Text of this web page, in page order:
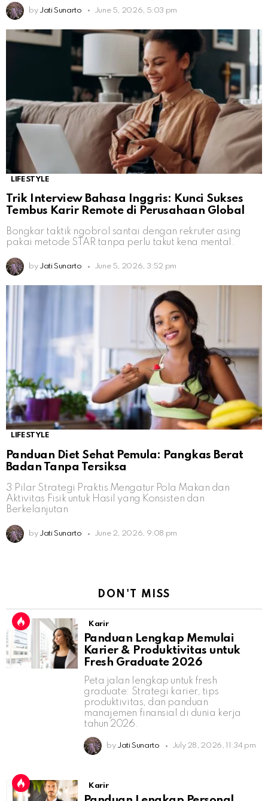
by Jati Sunarto June 5, 2026, 5:03 pm
LIFESTYLE
Trik Interview Bahasa Inggris: Kunci Sukses
Tembus Karir Remote di Perusahaan Global
Bongkar taktik ngobrol santai dengan rekruter asing
pakai metode STAR tanpa perlu takut kena mental.
by Jati Sunarto June 5, 2026, 3:52 pm
LIFESTYLE
Panduan Diet Sehat Pemula: Pangkas Berat
Badan Tanpa Tersiksa
3 Pilar Strategi Praktis Mengatur Pola Makan dan
Aktivitas Fisik untuk Hasil yang Konsisten dan
Berkelanjutan
by Jati Sunarto June 2, 2026, 9:08 pm
DON'T MISS
Karir
Panduan Lengkap Memulai
Karier & Produktivitas untuk
Fresh Graduate 2026
Peta jalan lengkap untuk fresh
graduate: Strategi karier, tips
produktivitas, dan panduan
manajemen finansial di dunia kerja
tahun 2026.
by Jati Sunarto July 28, 2026, 11:34 pm
Karir